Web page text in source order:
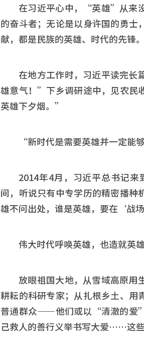
在习近平心中，“英雄”从来
的奋斗者；无论是以身许国的勇士
献，都是民族的英雄、时代的先锋。
在地方工作时，习近平读完长
雄意气！”下乡调研途中，见农民
英雄下夕烟。”
“新时代是需要英雄并一定能
2014年4月，习近平总书记来
间，听说只有中专学历的精密播
雄不问出处，谁是英雄，要在‘战
伟大时代呼唤英雄，也造就英雄
放眼祖国大地，从雪域高原用
耕耘的科研专家；从扎根乡土、用
普通群众——他们或以“清澈的爱
己救人的善行义举书写大爱……这